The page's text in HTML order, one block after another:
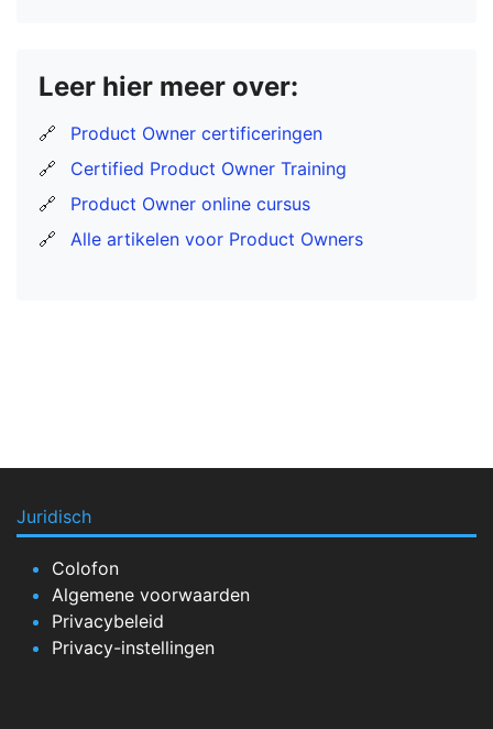
Leer hier meer over:
🔗
Product Owner certificeringen
🔗
Certified Product Owner Training
🔗
Product Owner online cursus
🔗
Alle artikelen voor Product Owners
Juridisch
Colofon
Algemene voorwaarden
Privacybeleid
Privacy-instellingen